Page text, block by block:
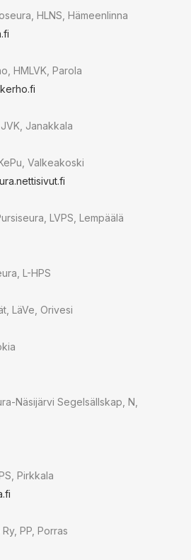
HLNS, Hämeenlinna
HMLVK, Parola
Janakkala
Valkeakoski
LVPS, Lempäälä
L-HPS
LäVe, Orivesi
Näsijärvi Segelsällskap, N,
Pirkkala
PP, Porras